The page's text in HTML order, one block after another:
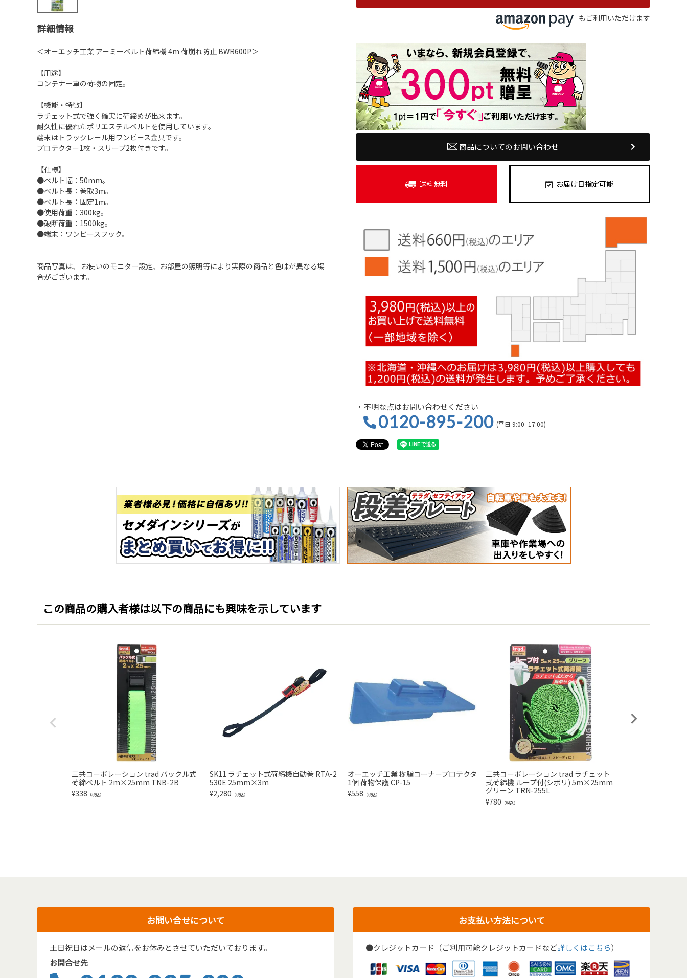
詳細情報
＜オーエッチ工業 アーミーベルト荷締機 4m 荷崩れ防止 BWR600P＞
【用途】
コンテナー車の荷物の固定。
【機能・特徴】
ラチェット式で強く確実に荷締めが出来ます。
耐久性に優れたポリエステルベルトを使用しています。
端末はトラックレール用ワンピース金具です。
プロテクター1枚・スリーブ2枚付きです。
【仕様】
●ベルト幅：50mm。
●ベルト長：巻取3m。
●ベルト長：固定1m。
●使用荷重：300kg。
●破断荷重：1500kg。
●端末：ワンピースフック。
商品写真は、 お使いのモニター設定、お部屋の照明等により実際の商品と色味が異なる場
合がございます。
もご利用いただけます
商品についてのお問い合わせ
送料無料 お届け日指定可能
・不明な点はお問い合わせください
0120-895-200 (平日 9:00 -17:00)
この商品の購入者様は以下の商品にも興味を示しています
三共コーポレーション trad バックル式
荷締ベルト 2m×25mm TNB-2B
¥338 （税込）
SK11 ラチェット式荷締機自動巻 RTA-2
530E 25mm×3m
¥2,280 （税込）
オーエッチ工業 樹脂コーナープロテクタ
1個 荷物保護 CP-15
¥558 （税込）
三共コーポレーション trad ラチェット
式荷締機 ループ付(シボリ) 5m×25mm
グリーン TRN-255L
¥780 （税込）
お問い合せについて
土日祝日はメールの返信をお休みとさせていただいております。
お問合せ先
お支払い方法について
●クレジットカード（ご利用可能クレジットカードなど詳しくはこちら）